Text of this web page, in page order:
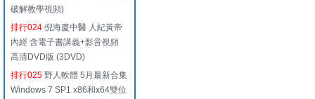
破解教學視頻)
排行024 倪海廈中醫 人紀黃帝
內經 含電子書講義+影音視頻
高清DVD版 (3DVD)
排行025 野人軟體 5月最新合集
Windows 7 SP1 x86和x64雙位